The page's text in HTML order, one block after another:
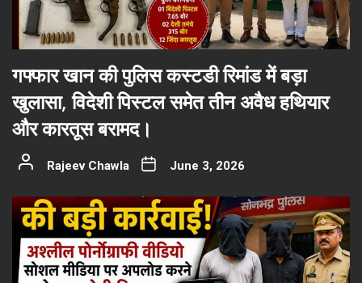
गफ्फार खान की पुलिस कस्टडी रिमांड में बड़ा
खुलासा, विदेशी पिस्टल समेत तीन अवैध हथियार
और कारतूस बरामद।
Rajeev Chawla June 3, 2026